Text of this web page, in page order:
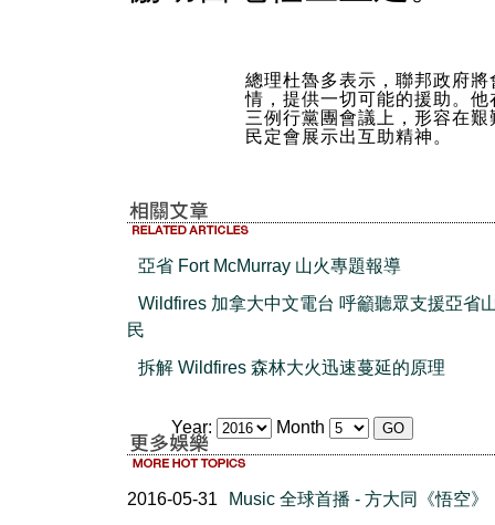
總理杜魯多表示，聯邦政府將
情，提供一切可能的援助。他
三例行黨團會議上，形容在艱
民定會展示出互助精神。
亞省 Fort McMurray 山火專題報導
Wildfires 加拿大中文電台 呼籲聽眾支援亞省
民
拆解 Wildfires 森林大火迅速蔓延的原理
Year: Month
2016-05-31
Music 全球首播 - 方大同《悟空》